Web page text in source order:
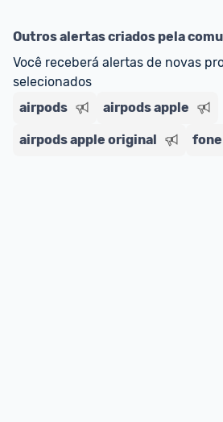
Outros alertas criados pela
Você receberá alertas de novas
selecionados
airpods
airpods apple
airpods apple original